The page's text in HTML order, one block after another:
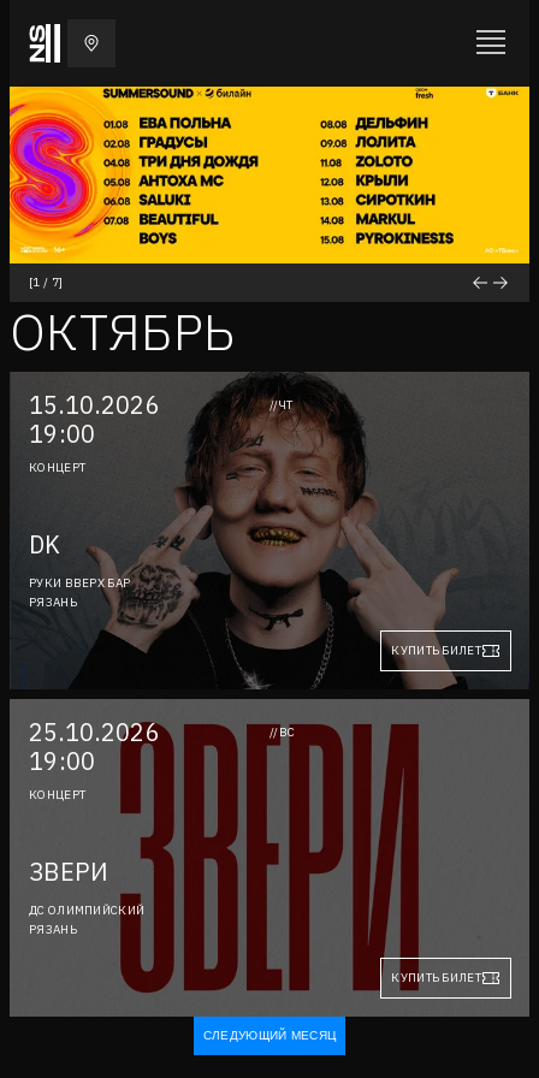
[1 / 7]
ОКТЯБРЬ
15.10.2026
19:00
//ЧТ
КОНЦЕРТ
DK
РУКИ ВВЕРХ БАР
РЯЗАНЬ
КУПИТЬ БИЛЕТ
25.10.2026
19:00
//ВС
КОНЦЕРТ
ЗВЕРИ
ДС ОЛИМПИЙСКИЙ
РЯЗАНЬ
КУПИТЬ БИЛЕТ
СЛЕДУЮЩИЙ МЕСЯЦ